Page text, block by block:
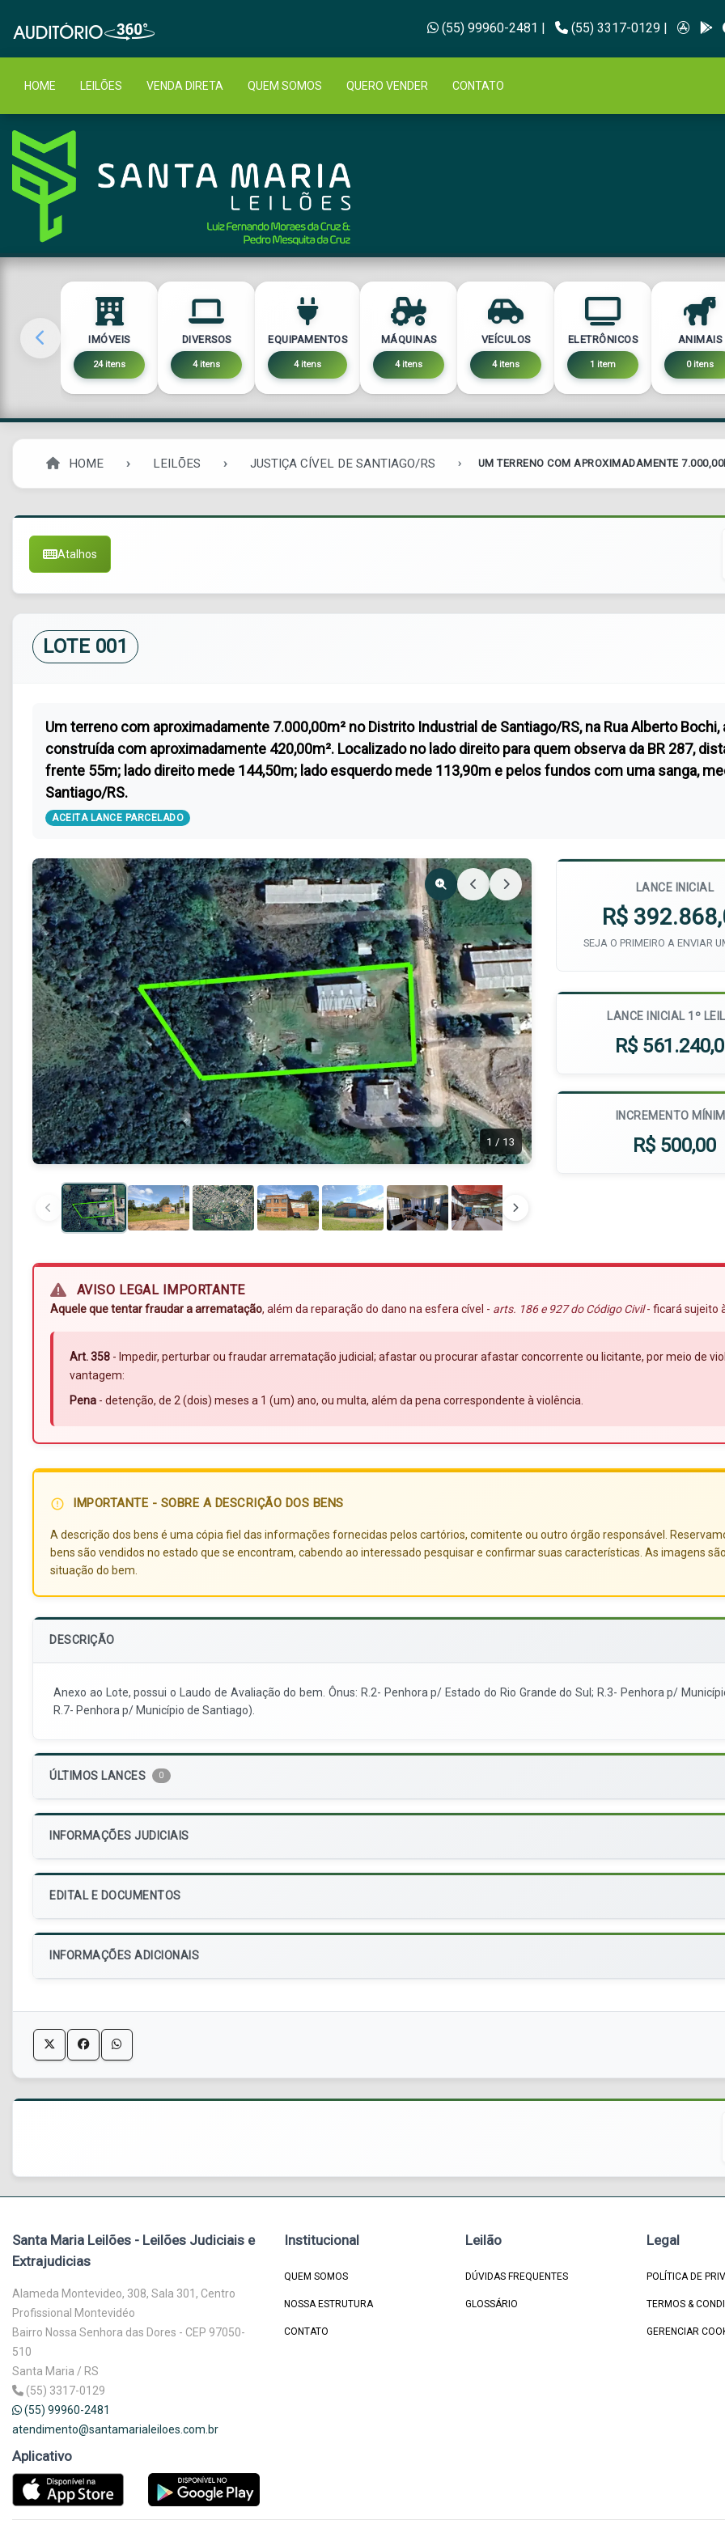
(55) 99960-2481 | (55) 3317-0129|
HOME LEILÕES VENDA DIRETA QUEM SOMOS QUERO VENDER CONTATO
IMÓVEIS
24 itens
DIVERSOS
4 itens
EQUIPAMENTOS
4 itens
MÁQUINAS
4 itens
VEÍCULOS
4 itens
ELETRÔNICOS
1 item
ANIMAIS
0 itens
HOME LEILÕES JUSTIÇA CÍVEL DE SANTIAGO/RS UM TERRENO COM APROXIMADAMENTE
Atalhos
LOTE 001
Um terreno com aproximadamente 7.000,00m² no Distrito Industrial de Santiago/RS, na Rua Alberto Bochi,
construída com aproximadamente 420,00m². Localizado no lado direito para quem observa da BR 287,
frente 55m; lado direito mede 144,50m; lado esquerdo mede 113,90m e pelos fundos com uma sanga,
Santiago/RS.
ACEITA LANCE PARCELADO
1 / 13
LANCE INICIAL
R$
SEJA O PRIMEIRO A ENVIAR
LANCE INICIAL 1º
R$
INCREMENTO
R$ 500,00
AVISO LEGAL IMPORTANTE
Aquele que tentar fraudar a arrematação, além da reparação do dano na esfera cível - arts. 186 e 927 do Código Civil- ficará sujeito
Art. 358 - Impedir, perturbar ou fraudar arrematação judicial; afastar ou procurar afastar concorrente ou licitante, por meio de
vantagem:
Pena - detenção, de 2 (dois) meses a 1 (um) ano, ou multa, além da pena correspondente à violência.
error_outline IMPORTANTE - SOBRE A DESCRIÇÃO DOS BENS
A descrição dos bens é uma cópia fiel das informações fornecidas pelos cartórios, comitente ou outro órgão responsável.
bens são vendidos no estado que se encontram, cabendo ao interessado pesquisar e confirmar suas características. As imagens
situação do bem.
DESCRIÇÃO
Anexo ao Lote, possui o Laudo de Avaliação do bem. Ônus: R.2- Penhora p/ Estado do Rio Grande do Sul; R.3- Penhora p/
R.7- Penhora p/ Município de Santiago).
ÚLTIMOS LANCES 0
INFORMAÇÕES JUDICIAIS
EDITAL E DOCUMENTOS
INFORMAÇÕES ADICIONAIS
Santa Maria Leilões - Leilões Judiciais e
Extrajudicias
Alameda Montevideo, 308, Sala 301, Centro
Profissional Montevidéo
Bairro Nossa Senhora das Dores - CEP 97050-
510
Santa Maria / RS
(55) 3317-0129
(55) 99960-2481
atendimento@santamarialeiloes.com.br
Aplicativo
Institucional
QUEM SOMOS
NOSSA ESTRUTURA
CONTATO
Leilão
DÚVIDAS FREQUENTES
GLOSSÁRIO
Legal
POLÍTICA DE
TERMOS &
GERENCIAR